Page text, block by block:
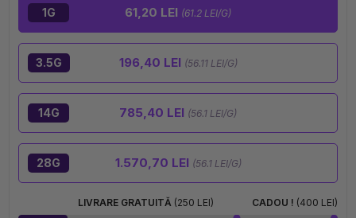
1G 61,20 LEI (61.2 LEI/G)
3.5G 196,40 LEI (56.11 LEI/G)
14G 785,40 LEI (56.1 LEI/G)
28G 1.570,70 LEI (56.1 LEI/G)
LIVRARE GRATUITĂ (250 LEI) CADOU ! (400 LEI)